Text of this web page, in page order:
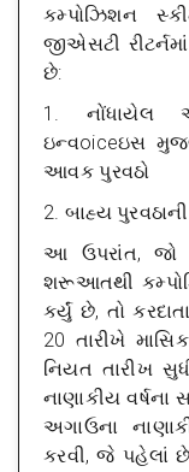
કમ્પોઝિશન
જીએસટી
છે:
1. નોંધાયેલ
ઇન્વoiceઇસ
આવક પુરવઠો
2. બાહ્ય
આ ઉપરાંત, જો
શરૂઆતથી
કર્યું છે, તો
20 તારીખે
નિયત તારીખ
નાણાકીય
અગાઉના
કરવી, જે પહેલાં